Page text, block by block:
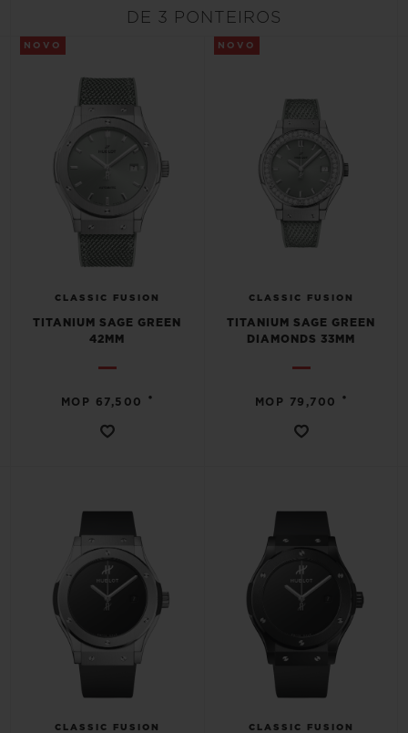
DE 3 PONTEIROS
NOVO
CLASSIC FUSION
TITANIUM SAGE GREEN
42MM
MOP 67,500 •
NOVO
CLASSIC FUSION
TITANIUM SAGE GREEN
DIAMONDS 33MM
MOP 79,700 •
CLASSIC FUSION CLASSIC FUSION
COLORED CERAMIC
SERVIÇIOS EXCLUSIVOS
GARANTIA 5+5
HUBLOTISTA E GARANTIA ESTENDIDA
ENTREGA PROGRAMADA
EMBALAGEM DE PRESENTES
CONTATO
ENCONTRAR UMA